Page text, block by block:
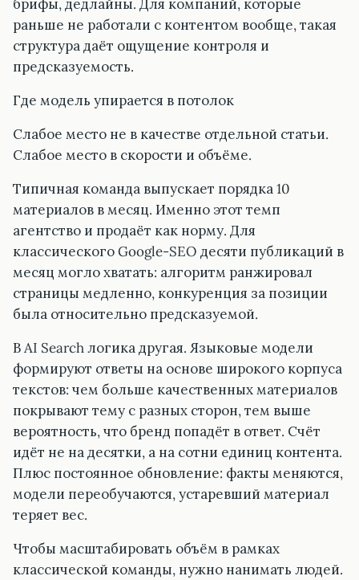
брифы, дедлайны. Для компаний, которые
раньше не работали с контентом вообще, такая
структура даёт ощущение контроля и
предсказуемость.
Где модель упирается в потолок
Слабое место не в качестве отдельной статьи.
Слабое место в скорости и объёме.
Типичная команда выпускает порядка 10
материалов в месяц. Именно этот темп
агентство и продаёт как норму. Для
классического Google-SEO десяти публикаций в
месяц могло хватать: алгоритм ранжировал
страницы медленно, конкуренция за позиции
была относительно предсказуемой.
В AI Search логика другая. Языковые модели
формируют ответы на основе широкого корпуса
текстов: чем больше качественных материалов
покрывают тему с разных сторон, тем выше
вероятность, что бренд попадёт в ответ. Счёт
идёт не на десятки, а на сотни единиц контента.
Плюс постоянное обновление: факты меняются,
модели переобучаются, устаревший материал
теряет вес.
Чтобы масштабировать объём в рамках
классической команды, нужно нанимать людей.